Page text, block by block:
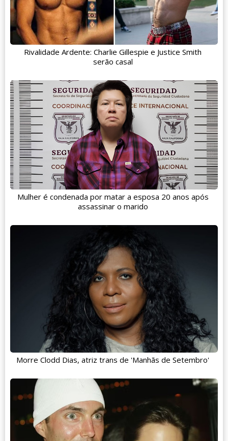
Rivalidade Ardente: Charlie Gillespie e Justice Smith
serão casal
Mulher é condenada por matar a esposa 20 anos após
assassinar o marido
Morre Clodd Dias, atriz trans de 'Manhãs de Setembro'